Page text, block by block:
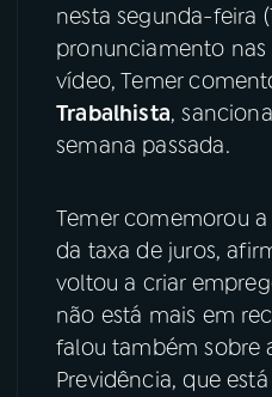
FESTIVAL DE MÚSICA
ACOMPANHE A RÁDIO
Instagram
TikTok
nesta segunda-feira
pronunciamento nas
vídeo, Temer
Trabalhista,
semana passada.
Temer comemorou
da taxa de juros,
voltou a criar
não está mais em
falou também sobre
Previdência, que